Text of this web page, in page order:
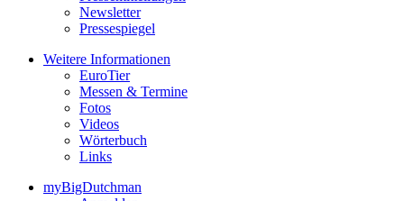
Newsletter
Pressespiegel
Weitere Informationen
EuroTier
Messen & Termine
Fotos
Videos
Wörterbuch
Links
myBigDutchman